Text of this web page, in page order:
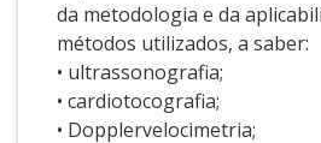
da metodologia e da
métodos utilizados, a saber:
• ultrassonografia;
• cardiotocografia;
• Dopplervelocimetria;